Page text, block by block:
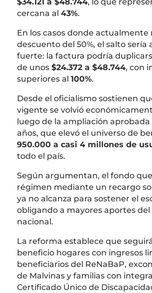
cercana al 43%.
En los casos donde actualmente
descuento del 50%, el salto sería
fuerte: la factura podría
de unos $24.372 a $48.744, con
superiores al 100%.
Desde el oficialismo sostienen
vigente se volvió
luego de la ampliación aprobada
años, que elevó el universo de
950.000 a casi 4 millones de
todo el país.
Según argumentan, el fondo
régimen mediante un recargo
ya no alcanza para sostener el
obligando a mayores aportes del
nacional.
La reforma establece que
beneficio hogares con ingresos
beneficiarios del ReNaBaP,
de Malvinas y familias con
Certificado Único de